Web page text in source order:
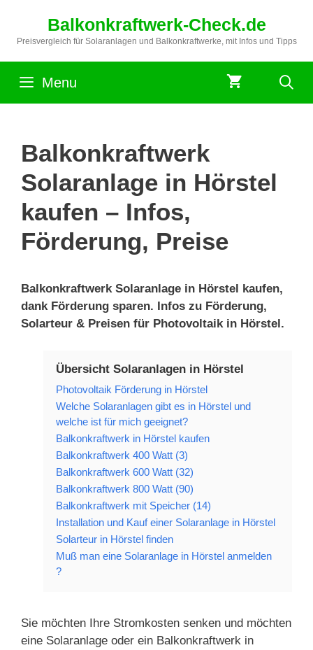
springen
Balkonkraftwerk-Check.de
Preisvergleich für Solaranlagen und Balkonkraftwerke, mit Infos und Tipps
Menu
Balkonkraftwerk
Solaranlage in Hörstel
kaufen – Infos,
Förderung, Preise
Balkonkraftwerk Solaranlage in Hörstel kaufen,
dank Förderung sparen. Infos zu Förderung,
Solarteur & Preisen für Photovoltaik in Hörstel.
Übersicht Solaranlagen in Hörstel
Photovoltaik Förderung in Hörstel
Welche Solaranlagen gibt es in Hörstel und
welche ist für mich geeignet?
Balkonkraftwerk in Hörstel kaufen
Balkonkraftwerk 400 Watt (3)
Balkonkraftwerk 600 Watt (32)
Balkonkraftwerk 800 Watt (90)
Balkonkraftwerk mit Speicher (14)
Installation und Kauf einer Solaranlage in Hörstel
Solarteur in Hörstel finden
Muß man eine Solaranlage in Hörstel anmelden
?
Sie möchten Ihre Stromkosten senken und möchten
eine Solaranlage oder ein Balkonkraftwerk in